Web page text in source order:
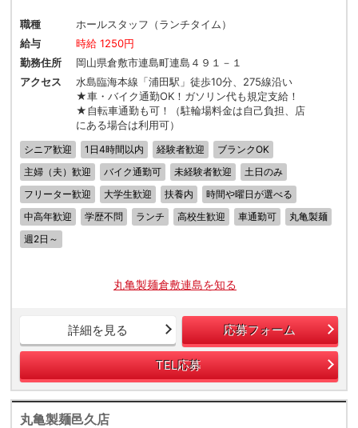
職種
ホールスタッフ（ランチタイム）
給与
時給 1250円
勤務住所
岡山県倉敷市連島町連島４９１－１
アクセス
水島臨海本線「浦田駅」徒歩10分、275線沿い
★車・バイク通勤OK！ガソリン代も規定支給！
★自転車通勤も可！（駐輪場料金は自己負担、店
にある場合は利用可）
シニア歓迎 1日4時間以内 経験者歓迎
ブランクOK
主婦（夫）歓迎
バイク通勤可 未経験者歓迎
土日のみ
フリーター歓迎
大学生歓迎 扶養内
時間や曜日が選べる
中高年歓迎
学歴不問 ランチ 高校生歓迎 車通勤可
丸亀製麺
週2日～
丸亀製麺倉敷連島を知る
詳細を見る 応募フォーム
TEL応募
丸亀製麺邑久店